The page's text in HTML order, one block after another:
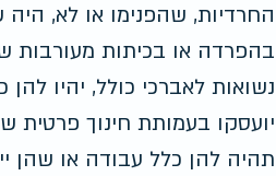
החרדיות, שהפנימו או לא,
בהפרדה או בכיתות מעורבות
נשואות לאברכי כולל, יהיו
יועסקו בעמותת חינוך
תהיה להן כלל עבודה או שהן